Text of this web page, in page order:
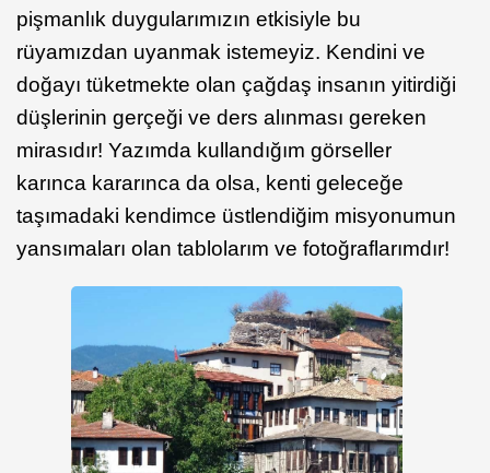
pişmanlık duygularımızın etkisiyle bu
rüyamızdan uyanmak istemeyiz. Kendini ve
doğayı tüketmekte olan çağdaş insanın yitirdiği
düşlerinin gerçeği ve ders alınması gereken
mirasıdır! Yazımda kullandığım görseller
karınca kararınca da olsa, kenti geleceğe
taşımadaki kendimce üstlendiğim misyonumun
yansımaları olan tablolarım ve fotoğraflarımdır!